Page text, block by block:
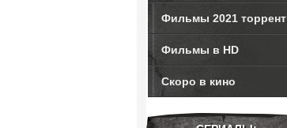
Фильмы 2021 торрент
Фильмы в HD
Скоро в кино